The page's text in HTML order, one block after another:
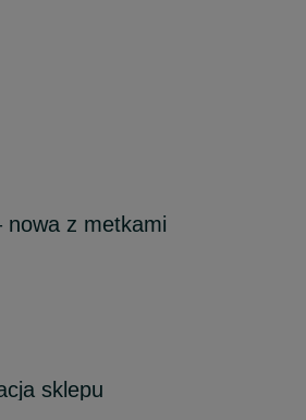
nowa z metkami
sklepu